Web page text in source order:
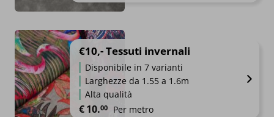
€10,- Tessuti invernali
Disponibile in 7 varianti
Larghezze da 1.55 a 1.6m
Alta qualità
€10.00 Per metro